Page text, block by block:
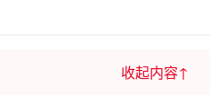
收起内容↑